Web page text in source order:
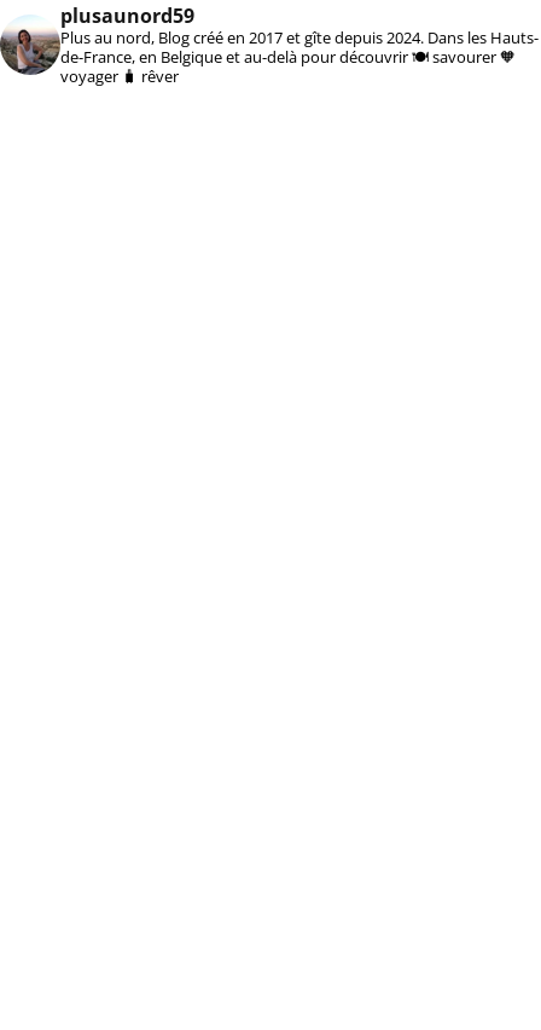
plusaunord59
Plus au nord, Blog créé en 2017 et gîte depuis 2024. Dans les Hauts-
de-France, en Belgique et au-delà pour découvrir 🍽️ savourer 🧡
voyager 🧳 rêver